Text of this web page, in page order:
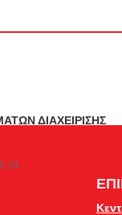
ΔΙΑΧΕΙΡΙΣΗΣ